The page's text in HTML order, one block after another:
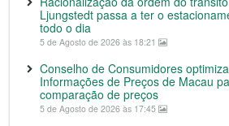
Ljungstedt passa a ter o
todo o dia
5 de Agosto de 2026 às 18:21
Conselho de Consumidores
Informações de Preços de Macau
comparação de preços
5 de Agosto de 2026 às 17:45